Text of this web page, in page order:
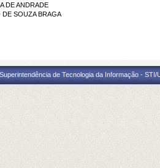
DE ANDRADE
SOUZA BRAGA
de Tecnologia da Informação -